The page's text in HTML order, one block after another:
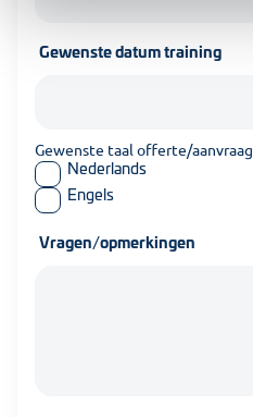
Gewenste datum training
Gewenste taal offerte/aanvraag
Nederlands
Engels
Vragen/opmerkingen